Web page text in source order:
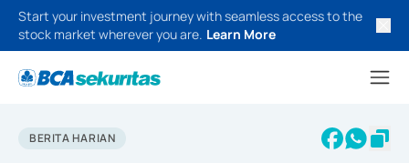
Start your investment journey with seamless access to the
stock market wherever you are. Learn More
BERITA HARIAN